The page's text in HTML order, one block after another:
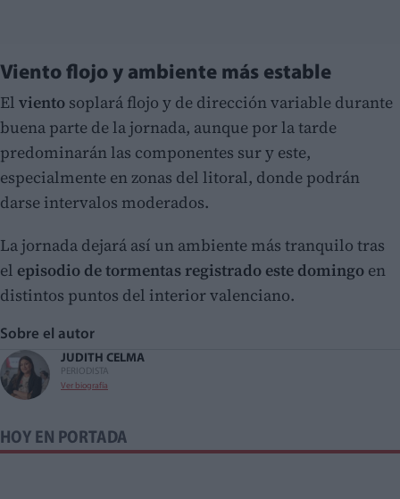
Viento flojo y ambiente más estable
El viento soplará flojo y de dirección variable durante
buena parte de la jornada, aunque por la tarde
predominarán las componentes sur y este,
especialmente en zonas del litoral, donde podrán
darse intervalos moderados.
La jornada dejará así un ambiente más tranquilo tras
el episodio de tormentas registrado este domingo en
distintos puntos del interior valenciano.
Sobre el autor
JUDITH CELMA
PERIODISTA
Ver biografía
HOY EN PORTADA